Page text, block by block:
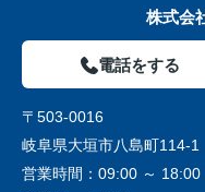
株式会
電話をする
〒503-0016
岐阜県大垣市八島町114-1
営業時間： 09:00 ～ 18:00